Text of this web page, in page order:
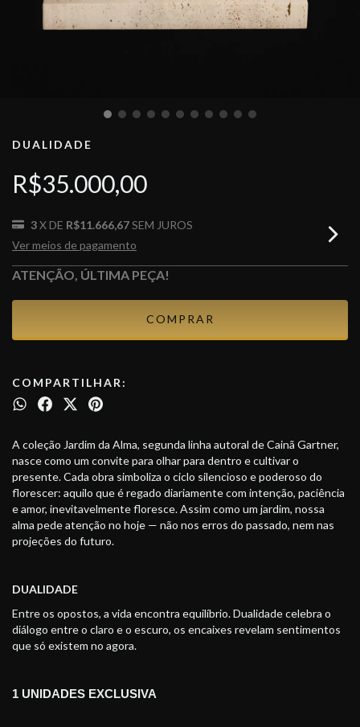
DUALIDADE
R$35.000,00
3X DE R$11.666,67SEM JUROS
Ver meios de pagamento
ATENÇÃO, ÚLTIMA PEÇA!
COMPARTILHAR:
A coleção Jardim da Alma, segunda linha autoral de Cainã Gartner,
nasce como um convite para olhar para dentro e cultivar o
presente. Cada obra simboliza o ciclo silencioso e poderoso do
florescer: aquilo que é regado diariamente com intenção, paciência
e amor, inevitavelmente floresce. Assim como um jardim, nossa
alma pede atenção no hoje — não nos erros do passado, nem nas
projeções do futuro.
DUALIDADE
Entre os opostos, a vida encontra equilíbrio. Dualidade celebra o
diálogo entre o claro e o escuro, os encaixes revelam sentimentos
que só existem no agora.
1 UNIDADES EXCLUSIVA